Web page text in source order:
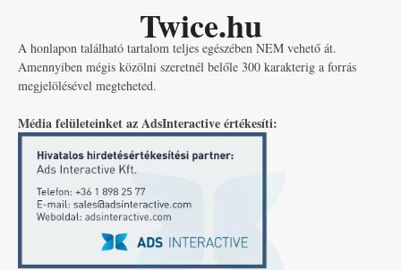
Twice.hu
A honlapon található tartalom teljes egészében NEM vehető át.
Amennyiben mégis közölni szeretnél belőle 300 karakterig a forrás
megjelölésével megteheted.
Média felületeinket az AdsInteractive értékesíti: